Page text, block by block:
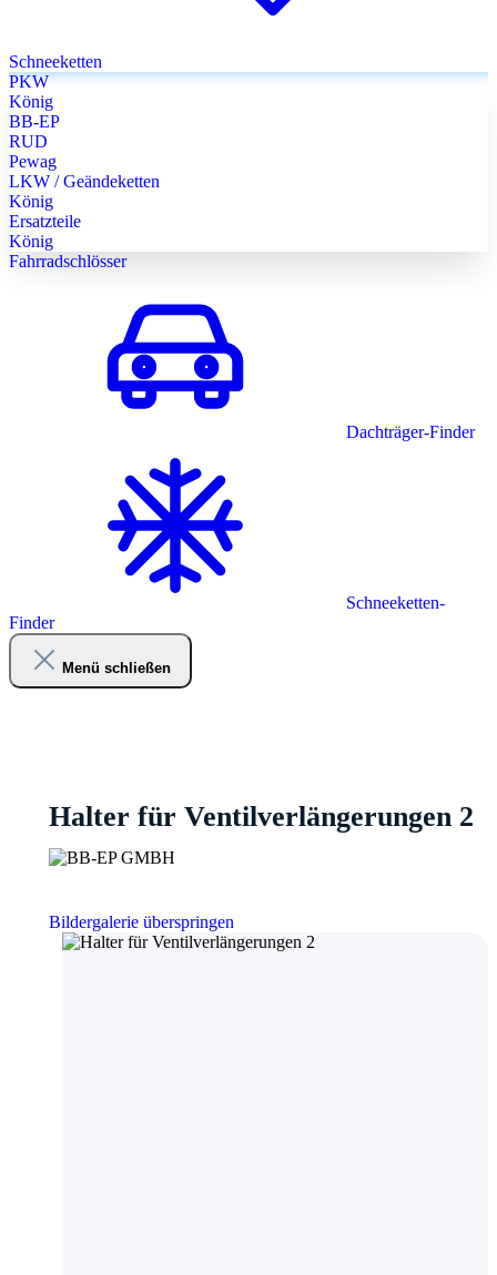
Schneeketten
PKW
König
BB-EP
RUD
Pewag
LKW / Geändeketten
König
Ersatzteile
König
Fahrradschlösser
Dachträger-Finder
Schneeketten-
Finder
Menü schließen
Halter für Ventilverlängerungen 2
Bildergalerie überspringen